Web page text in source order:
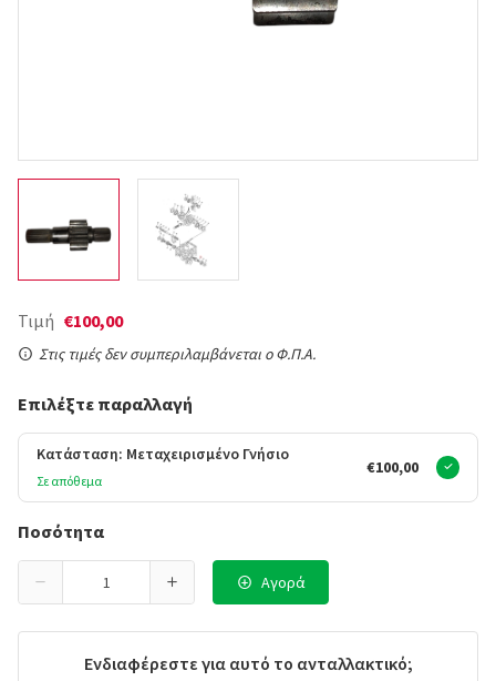
Τιμή €100,00
Στις τιμές δεν συμπεριλαμβάνεται ο Φ.Π.Α.
Επιλέξτε παραλλαγή
Κατάσταση: Μεταχειρισμένο Γνήσιο
Σε απόθεμα
€100,00
Ποσότητα
Αγορά
Ενδιαφέρεστε για αυτό το ανταλλακτικό;